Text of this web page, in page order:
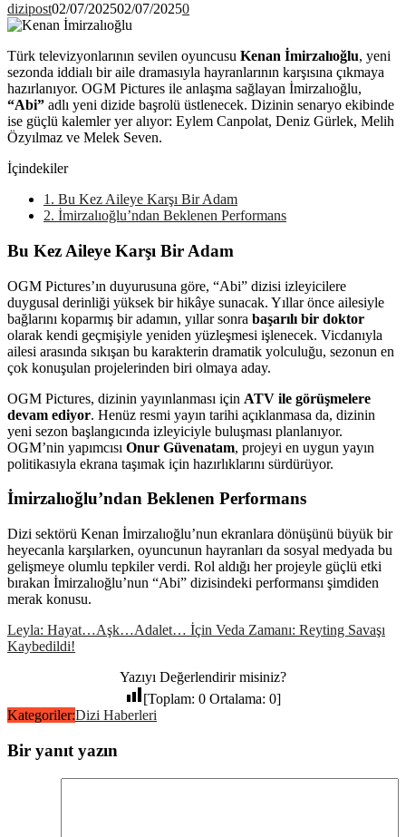
dizipost02/07/202502/07/20250
Türk televizyonlarının sevilen oyuncusu Kenan İmirzalıoğlu, yeni
sezonda iddialı bir aile dramasıyla hayranlarının karşısına çıkmaya
hazırlanıyor. OGM Pictures ile anlaşma sağlayan İmirzalıoğlu,
“Abi” adlı yeni dizide başrolü üstlenecek. Dizinin senaryo ekibinde
ise güçlü kalemler yer alıyor: Eylem Canpolat, Deniz Gürlek, Melih
Özyılmaz ve Melek Seven.
İçindekiler
1. Bu Kez Aileye Karşı Bir Adam
2. İmirzalıoğlu’ndan Beklenen Performans
Bu Kez Aileye Karşı Bir Adam
OGM Pictures’ın duyurusuna göre, “Abi” dizisi izleyicilere
duygusal derinliği yüksek bir hikâye sunacak. Yıllar önce ailesiyle
bağlarını koparmış bir adamın, yıllar sonra başarılı bir doktor
olarak kendi geçmişiyle yeniden yüzleşmesi işlenecek. Vicdanıyla
ailesi arasında sıkışan bu karakterin dramatik yolculuğu, sezonun en
çok konuşulan projelerinden biri olmaya aday.
OGM Pictures, dizinin yayınlanması için ATV ile görüşmelere
devam ediyor. Henüz resmi yayın tarihi açıklanmasa da, dizinin
yeni sezon başlangıcında izleyiciyle buluşması planlanıyor.
OGM’nin yapımcısı Onur Güvenatam, projeyi en uygun yayın
politikasıyla ekrana taşımak için hazırlıklarını sürdürüyor.
İmirzalıoğlu’ndan Beklenen Performans
Dizi sektörü Kenan İmirzalıoğlu’nun ekranlara dönüşünü büyük bir
heyecanla karşılarken, oyuncunun hayranları da sosyal medyada bu
gelişmeye olumlu tepkiler verdi. Rol aldığı her projeyle güçlü etki
bırakan İmirzalıoğlu’nun “Abi” dizisindeki performansı şimdiden
merak konusu.
Leyla: Hayat…Aşk…Adalet… İçin Veda Zamanı: Reyting Savaşı
Kaybedildi!
Yazıyı Değerlendirir misiniz?
[Toplam: 0 Ortalama: 0]
Kategoriler:Dizi Haberleri
Bir yanıt yazın